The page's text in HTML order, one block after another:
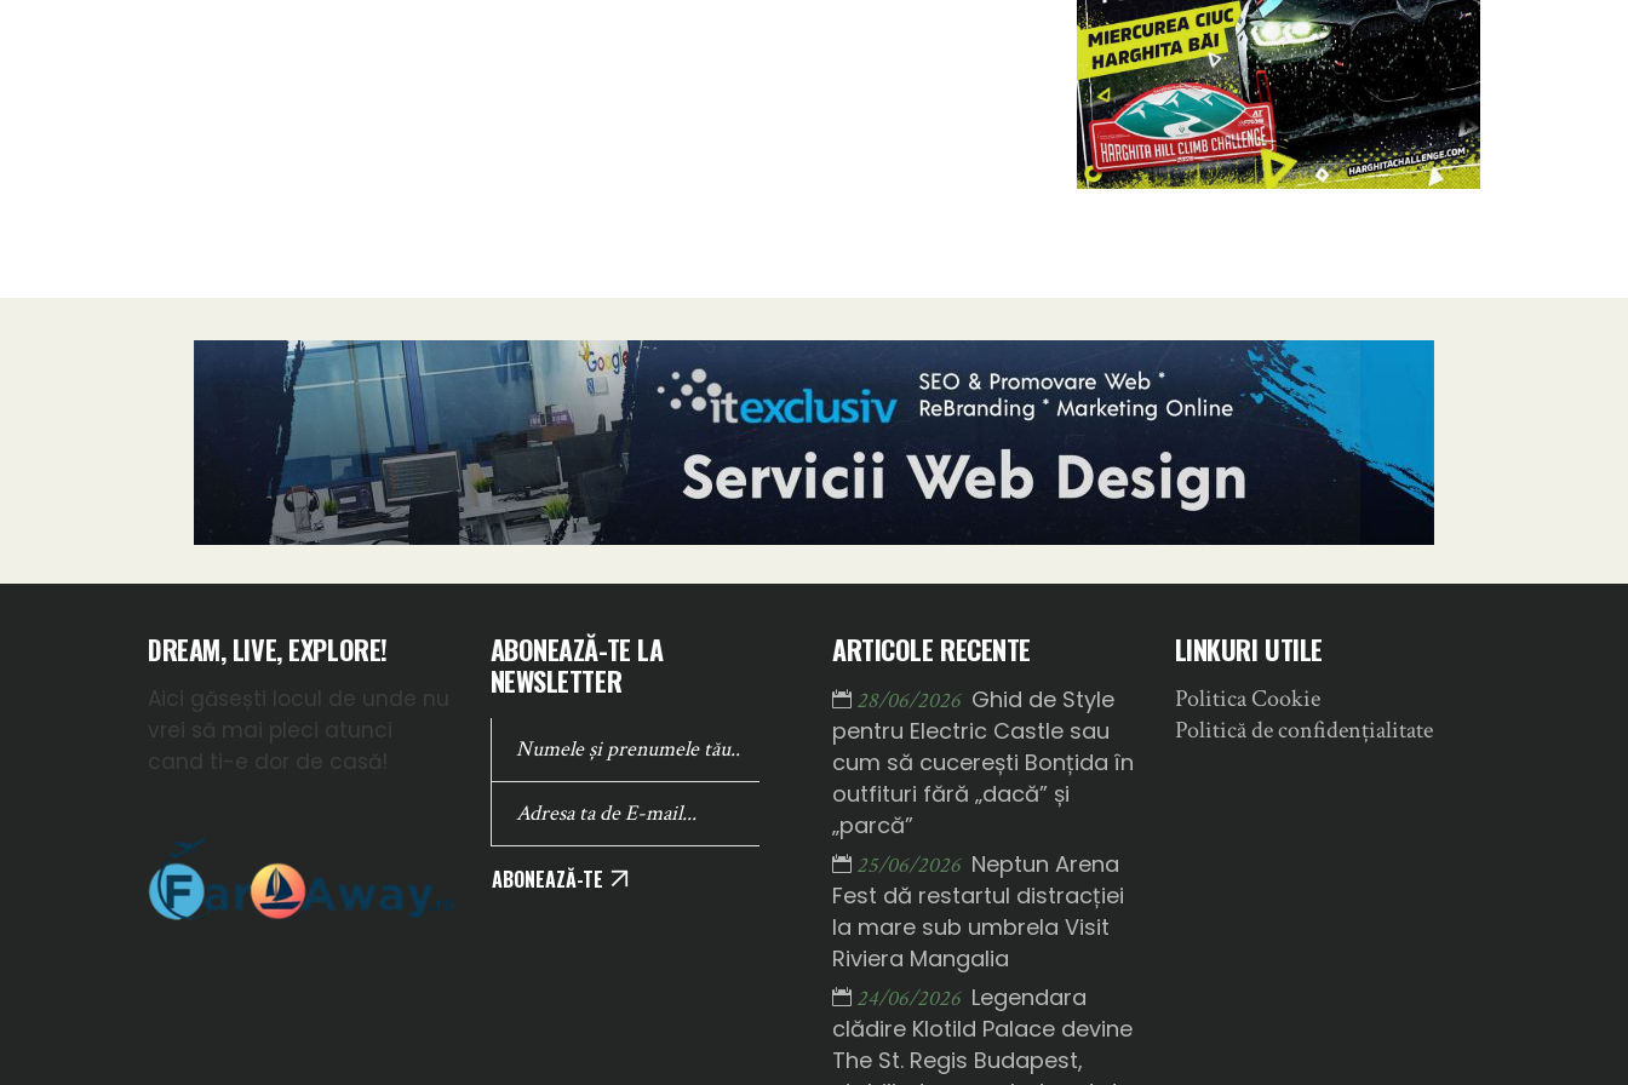
DREAM, LIVE, EXPLORE!
Aici găsești locul de unde nu
vrei să mai pleci atunci
cand ti-e dor de casă!
ABONEAZĂ-TE LA
NEWSLETTER
ABONEAZĂ-TE
ARTICOLE RECENTE
28/06/2026 Ghid de Style
pentru Electric Castle sau
cum să cucerești Bonțida în
outfituri fără „dacă” și
„parcă”
25/06/2026 Neptun Arena
Fest dă restartul distracției
la mare sub umbrela Visit
Riviera Mangalia
24/06/2026 Legendara
clădire Klotild Palace devine
The St. Regis Budapest,
LINKURI UTILE
Politica Cookie
Politică de confidențialitate